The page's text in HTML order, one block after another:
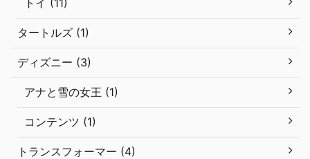
タートルズ (1)
ディズニー (3)
アナと雪の女王 (1)
コンテンツ (1)
トランスフォーマー (4)